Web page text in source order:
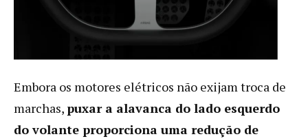
Embora os motores elétricos não exijam troca de
marchas, puxar a alavanca do lado esquerdo
do volante proporciona uma redução de